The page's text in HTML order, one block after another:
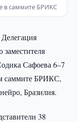
в саммите БРИКС
Делегация
заместителя
Сафоева 6–7
саммите БРИКС,
Бразилия.
38